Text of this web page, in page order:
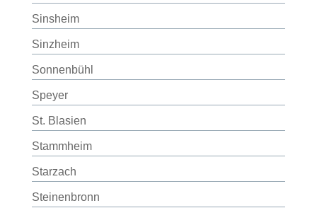
Sinsheim
Sinzheim
Sonnenbühl
Speyer
St. Blasien
Stammheim
Starzach
Steinenbronn